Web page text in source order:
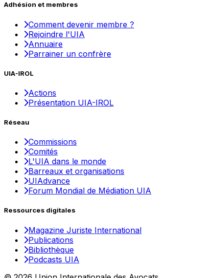
Adhésion et membres
Comment devenir membre ?
Rejoindre l'UIA
Annuaire
Parrainer un confrère
UIA-IROL
Actions
Présentation UIA-IROL
Réseau
Commissions
Comités
L'UIA dans le monde
Barreaux et organisations
UIAdvance
Forum Mondial de Médiation UIA
Ressources digitales
Magazine Juriste International
Publications
Bibliothèque
Podcasts UIA